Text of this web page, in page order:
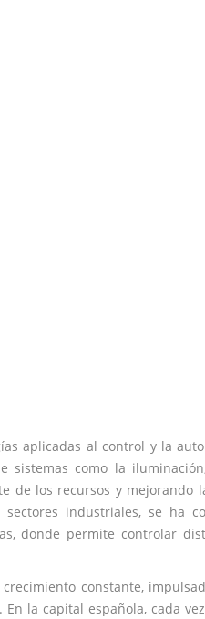
aplicadas al control y la
sistemas como la
de los recursos y mejorando
industriales, se ha
donde permite controlar
constante,
la capital española, cada